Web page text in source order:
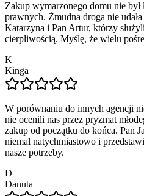
Zakup wymarzonego domu nie był
prawnych. Żmudna droga nie
Katarzyna i Pan Artur, którzy
cierpliwością. Myślę, że wielu
K
Kinga
W porównaniu do innych agencji
nie ocenili nas przez pryzmat
zakup od początku do końca. Pan
niemal natychmiastowo i
nasze potrzeby.
D
Danuta